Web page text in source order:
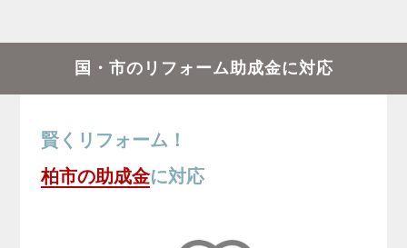
国・市のリフォーム助成金に対応
賢くリフォーム！
柏市の助成金に対応